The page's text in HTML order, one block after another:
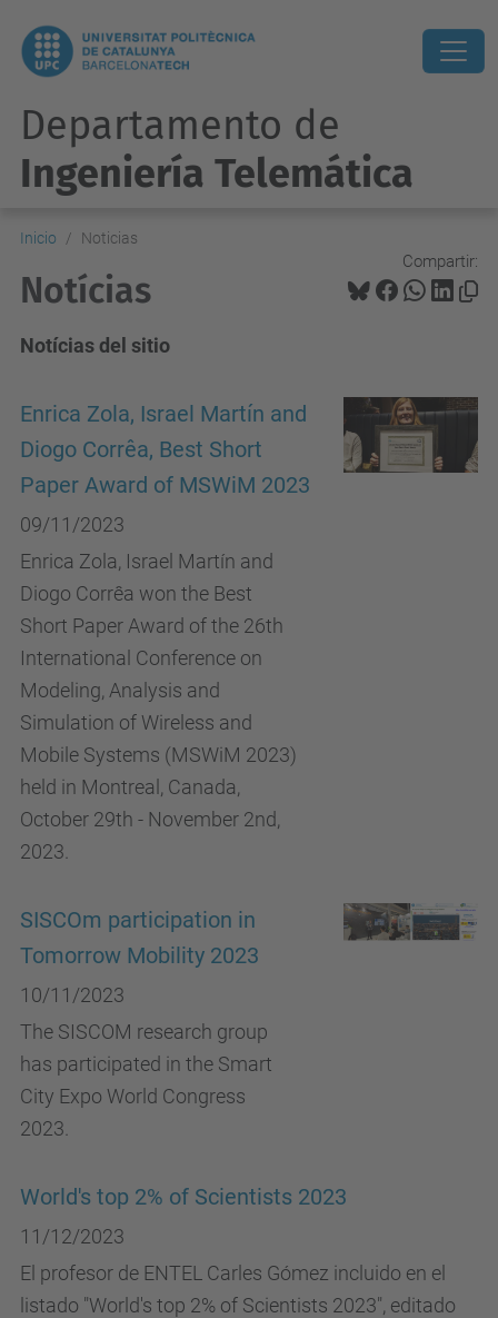
Departamento de
Ingeniería Telemática
Inicio Noticias
Compartir:
Notícias
Notícias del sitio
Enrica Zola, Israel Martín and
Diogo Corrêa, Best Short
Paper Award of MSWiM 2023
09/11/2023
Enrica Zola, Israel Martín and
Diogo Corrêa won the Best
Short Paper Award of the 26th
International Conference on
Modeling, Analysis and
Simulation of Wireless and
Mobile Systems (MSWiM 2023)
held in Montreal, Canada,
October 29th - November 2nd,
2023.
SISCOm participation in
Tomorrow Mobility 2023
10/11/2023
The SISCOM research group
has participated in the Smart
City Expo World Congress
2023.
World's top 2% of Scientists 2023
11/12/2023
El profesor de ENTEL Carles Gómez incluido en el
listado "World's top 2% of Scientists 2023", editado